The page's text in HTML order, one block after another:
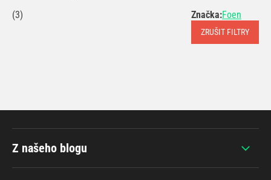
(3) Značka:Foen
ZRUŠIT FILTRY
Z našeho blogu